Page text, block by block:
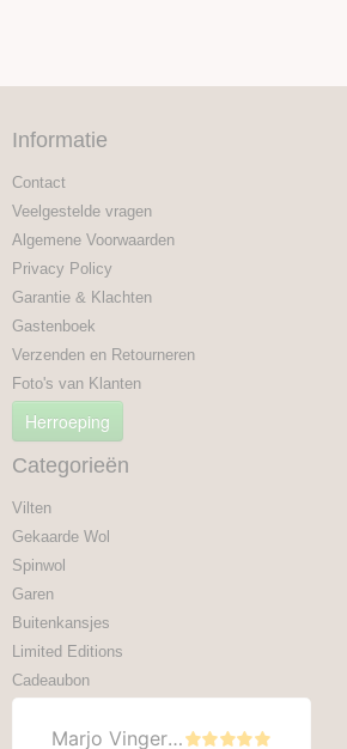
Informatie
Contact
Veelgestelde vragen
Algemene Voorwaarden
Privacy Policy
Garantie & Klachten
Gastenboek
Verzenden en Retourneren
Foto's van Klanten
Herroeping
Categorieën
Vilten
Gekaarde Wol
Spinwol
Garen
Buitenkansjes
Limited Editions
Cadeaubon